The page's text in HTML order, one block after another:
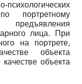
портретному
лица. При
на портрете,
объекта
объекта